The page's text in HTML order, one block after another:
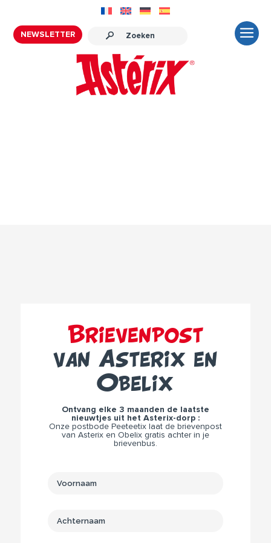
NEWSLETTER
Brievenpost
van Asterix en
Obelix
Ontvang elke 3 maanden de laatste
nieuwtjes uit het Asterix-dorp :
Onze postbode Peeteetix laat de brievenpost
van Asterix en Obelix gratis achter in je
brievenbus.